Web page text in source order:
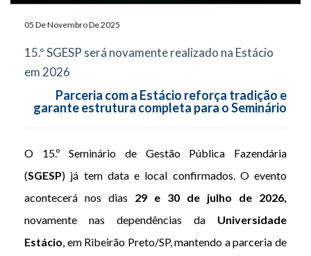
05 De Novembro De 2025
15.º SGESP será novamente realizado na Estácio
em 2026
Parceria com a Estácio reforça tradição e
garante estrutura completa para o Seminário
O 15.º Seminário de Gestão Pública Fazendária
(SGESP) já tem data e local confirmados. O evento
acontecerá nos dias 29 e 30 de julho de 2026,
novamente nas dependências da Universidade
Estácio , em Ribeirão Preto/SP, mantendo a parceria de